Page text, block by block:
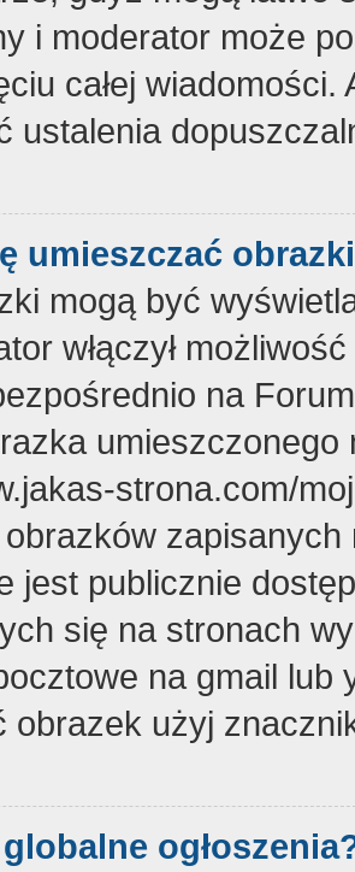
i moderator może
całej
ustalenia
umieszczać
mogą być
włączył
na
strona.com/
jest publicznie
się na stronach
na gmail lub
obrazek użyj